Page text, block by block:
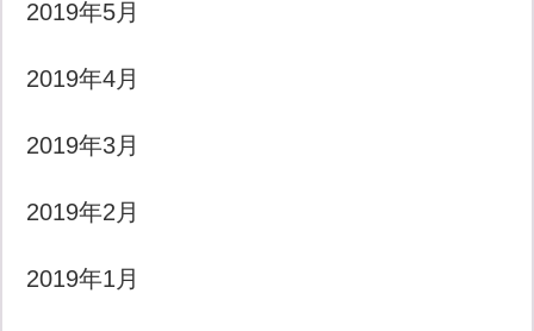
2019年5月
2019年4月
2019年3月
2019年2月
2019年1月